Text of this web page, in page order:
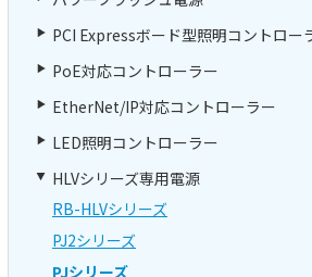
PCI Expressボード型照明コントロー
PoE対応コントローラー
EtherNet/IP対応コントローラー
LED照明コントローラー
HLVシリーズ専用電源
RB-HLVシリーズ
PJ2シリーズ
PJシリーズ